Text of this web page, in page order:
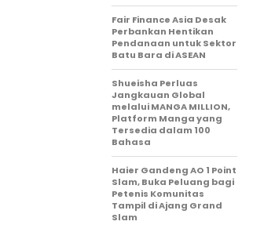
Fair Finance Asia Desak
Perbankan Hentikan
Pendanaan untuk Sektor
Batu Bara di ASEAN
Shueisha Perluas
Jangkauan Global
melalui MANGA MILLION,
Platform Manga yang
Tersedia dalam 100
Bahasa
Haier Gandeng AO 1 Point
Slam, Buka Peluang bagi
Petenis Komunitas
Tampil di Ajang Grand
Slam